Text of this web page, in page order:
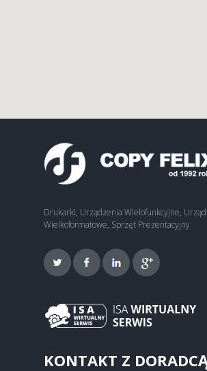
Drukarki, Urządzenia Wielofunkcyjne,
Wielkoformatowe, Sprzęt Prezentacyjny
KONTAKT Z